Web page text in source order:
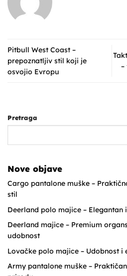
Pitbull West Coast –
prepoznatljiv stil koji je
osvojio Evropu
–
Pretraga
Nove objave
Cargo pantalone muške –
stil
Deerland polo majice –
Deerland majice – Premium
udobnost
Lovačke polo majice – Udobnost
Army pantalone muške –